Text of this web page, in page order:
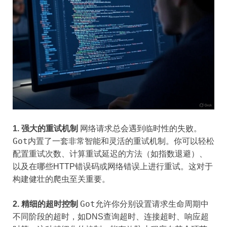
1. 强大的重试机制 网络请求总会遇到临时性的失败。
Got内置了一套非常智能和灵活的重试机制。你可以轻松
配置重试次数、计算重试延迟的方法（如指数退避）、
以及在哪些HTTP错误码或网络错误上进行重试。这对于
构建健壮的爬虫至关重要。
2. 精细的超时控制 Got 允许你分别设置请求生命周期中
不同阶段的超时，如DNS查询超时、连接超时、响应超